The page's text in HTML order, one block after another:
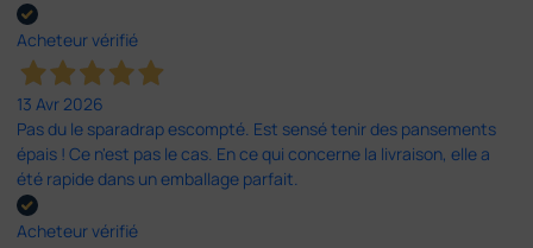
Acheteur vérifié
13 Avr 2026
Pas du le sparadrap escompté. Est sensé tenir des pansements
épais ! Ce n'est pas le cas. En ce qui concerne la livraison, elle a
été rapide dans un emballage parfait.
Acheteur vérifié